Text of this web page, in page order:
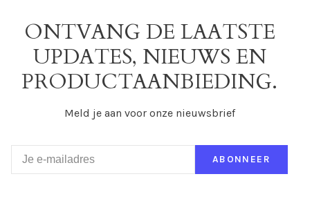
ONTVANG DE LAATSTE
UPDATES, NIEUWS EN
PRODUCTAANBIEDING.
Meld je aan voor onze nieuwsbrief
ABONNEER